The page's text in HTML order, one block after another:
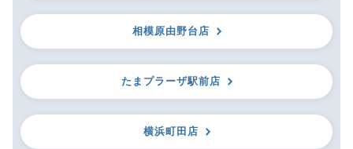
相模原由野台店
たまプラーザ駅前店
横浜町田店